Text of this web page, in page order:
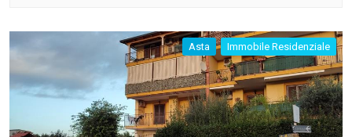
Asta Immobile Residenziale